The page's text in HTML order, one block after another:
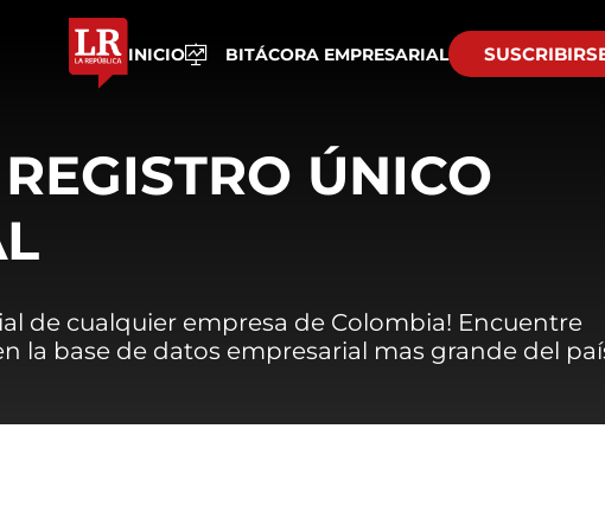
INICIO BITÁCORA EMPRESARIAL
ÚNICO
de cualquier empresa de Colombia! Encuentre
la base de datos empresarial mas grande del